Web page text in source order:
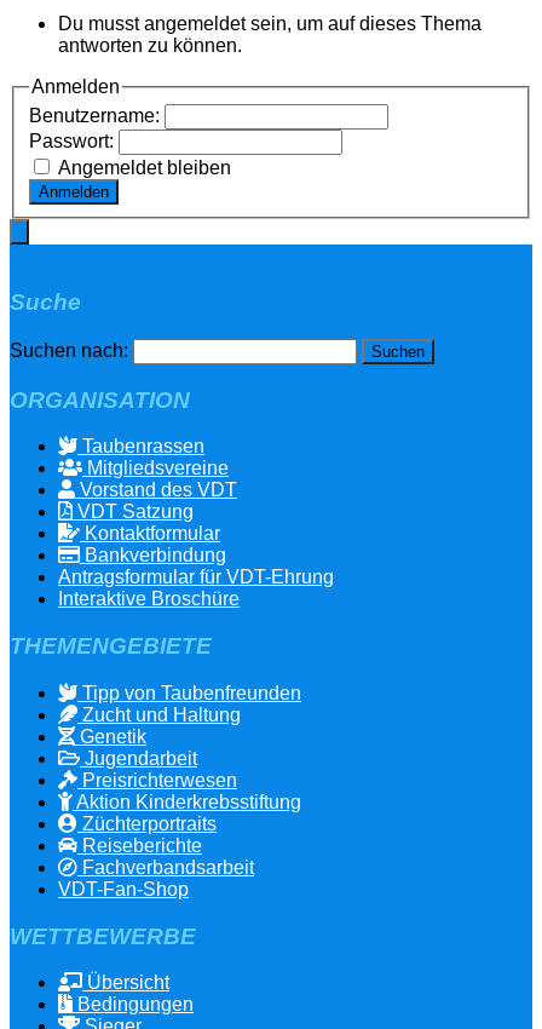
Du musst angemeldet sein, um auf dieses Thema
antworten zu können.
Anmelden
Benutzername:
Passwort:
Angemeldet bleiben
Anmelden
Suche
Suchen nach:
ORGANISATION
Taubenrassen
Mitgliedsvereine
Vorstand des VDT
VDT Satzung
Kontaktformular
Bankverbindung
Antragsformular für VDT-Ehrung
Interaktive Broschüre
THEMENGEBIETE
Tipp von Taubenfreunden
Zucht und Haltung
Genetik
Jugendarbeit
Preisrichterwesen
Aktion Kinderkrebsstiftung
Züchterportraits
Reiseberichte
Fachverbandsarbeit
VDT-Fan-Shop
WETTBEWERBE
Übersicht
Bedingungen